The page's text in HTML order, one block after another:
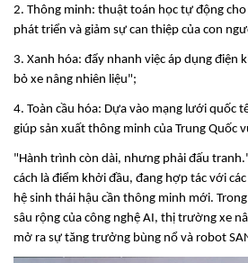
2. Thông minh: thuật toán học tự động
phát triển và giảm sự can thiệp của con
3. Xanh hóa: đẩy nhanh việc áp dụng điện
bỏ xe nâng nhiên liệu";
4. Toàn cầu hóa: Dựa vào mạng lưới quốc
giúp sản xuất thông minh của Trung Quốc
"Hành trình còn dài, nhưng phải đấu
cách là điểm khởi đầu, đang hợp tác với
hệ sinh thái hậu cần thông minh mới.
sâu rộng của công nghệ AI, thị trường xe
mở ra sự tăng trưởng bùng nổ và robot